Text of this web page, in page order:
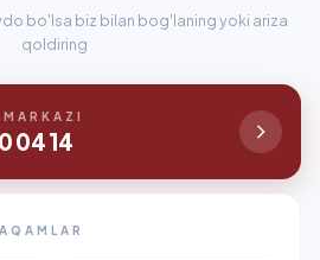
bo'lsa biz bilan bog'laning yoki ariza
qoldiring
04 14